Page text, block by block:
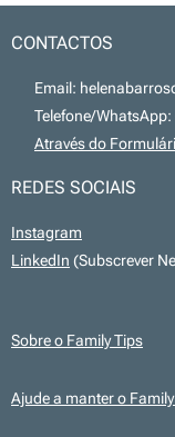
CONTACTOS
📧 Email:
📞 Telefone/
Através do
REDES SOCIAIS
Instagram
LinkedIn (Subscrever
Sobre o Family Tips
Ajude a manter o